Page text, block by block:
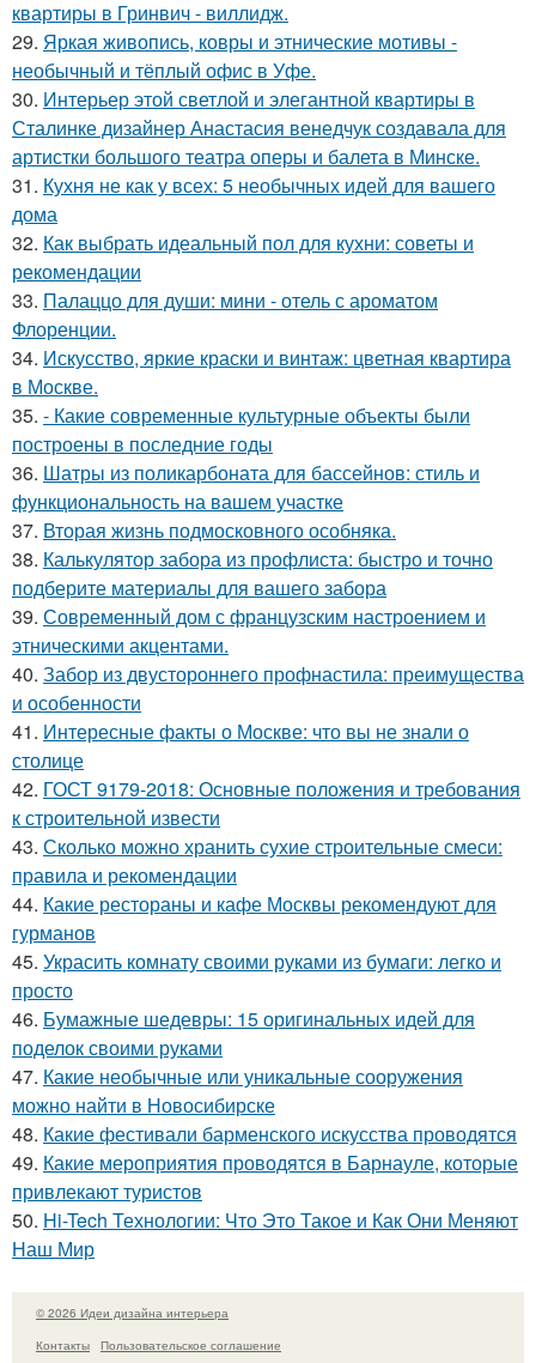
квартиры в Гринвич - виллидж.
29. Яркая живопись, ковры и этнические мотивы -
необычный и тёплый офис в Уфе.
30. Интерьер этой светлой и элегантной квартиры в
Сталинке дизайнер Анастасия венедчук создавала для
артистки большого театра оперы и балета в Минске.
31. Кухня не как у всех: 5 необычных идей для вашего
дома
32. Как выбрать идеальный пол для кухни: советы и
рекомендации
33. Палаццо для души: мини - отель с ароматом
Флоренции.
34. Искусство, яркие краски и винтаж: цветная квартира
в Москве.
35. - Какие современные культурные объекты были
построены в последние годы
36. Шатры из поликарбоната для бассейнов: стиль и
функциональность на вашем участке
37. Вторая жизнь подмосковного особняка.
38. Калькулятор забора из профлиста: быстро и точно
подберите материалы для вашего забора
39. Современный дом с французским настроением и
этническими акцентами.
40. Забор из двустороннего профнастила: преимущества
и особенности
41. Интересные факты о Москве: что вы не знали о
столице
42. ГОСТ 9179-2018: Основные положения и требования
к строительной извести
43. Сколько можно хранить сухие строительные смеси:
правила и рекомендации
44. Какие рестораны и кафе Москвы рекомендуют для
гурманов
45. Украсить комнату своими руками из бумаги: легко и
просто
46. Бумажные шедевры: 15 оригинальных идей для
поделок своими руками
47. Какие необычные или уникальные сооружения
можно найти в Новосибирске
48. Какие фестивали барменского искусства проводятся
49. Какие мероприятия проводятся в Барнауле, которые
привлекают туристов
50. Hi-Tech Технологии: Что Это Такое и Как Они Меняют
Наш Мир
© 2026 Идеи дизайна интерьера
Контакты
Пользовательское соглашение